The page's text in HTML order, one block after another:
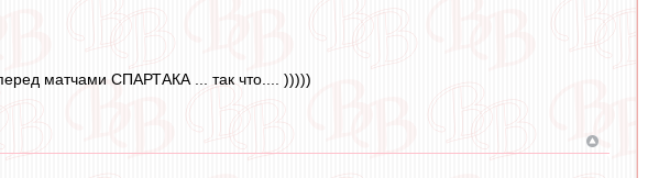
матчами СПАРТАКА ... так что.... )))))